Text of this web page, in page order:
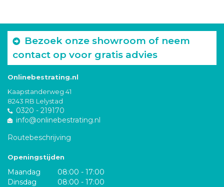
Bezoek onze showroom of neem
contact op voor gratis advies
Onlinebestrating.nl
Kaapstanderweg 41
8243 RB Lelystad
0320 - 219170
info@onlinebestrating.nl
Routebeschrijving
Openingstijden
Maandag
08:00 - 17:00
Dinsdag
08:00 - 17:00